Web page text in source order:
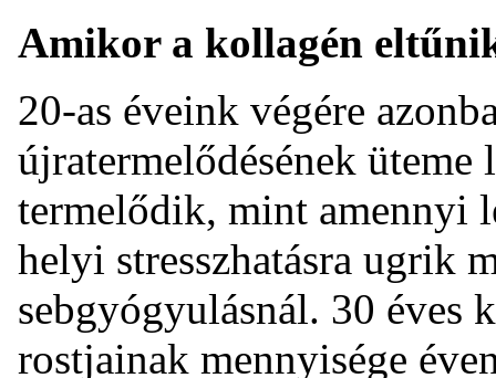
Amikor a kollagén
20-as éveink végére
újratermelődésének üteme
termelődik, mint amennyi
helyi stresszhatásra ugrik
sebgyógyulásnál. 30 éves
rostjainak mennyisége